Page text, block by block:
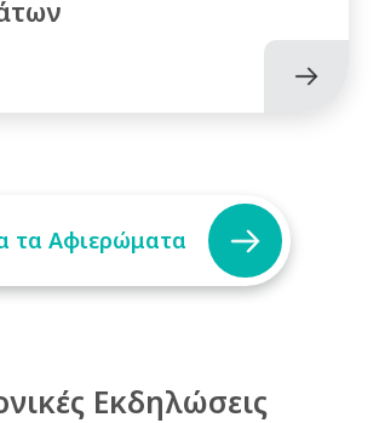
τα Αφιερώματα
Εκδηλώσεις